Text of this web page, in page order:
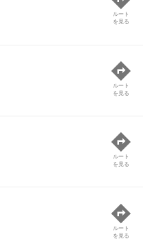
ルート
を見る
ルート
を見る
ルート
を見る
ルート
を見る